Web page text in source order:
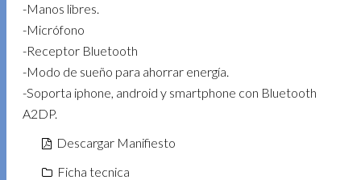
-Manos libres.
-Micrófono
-Receptor Bluetooth
-Modo de sueño para ahorrar energía.
-Soporta iphone, android y smartphone con Bluetooth
A2DP.
Descargar Manifiesto
Ficha tecnica